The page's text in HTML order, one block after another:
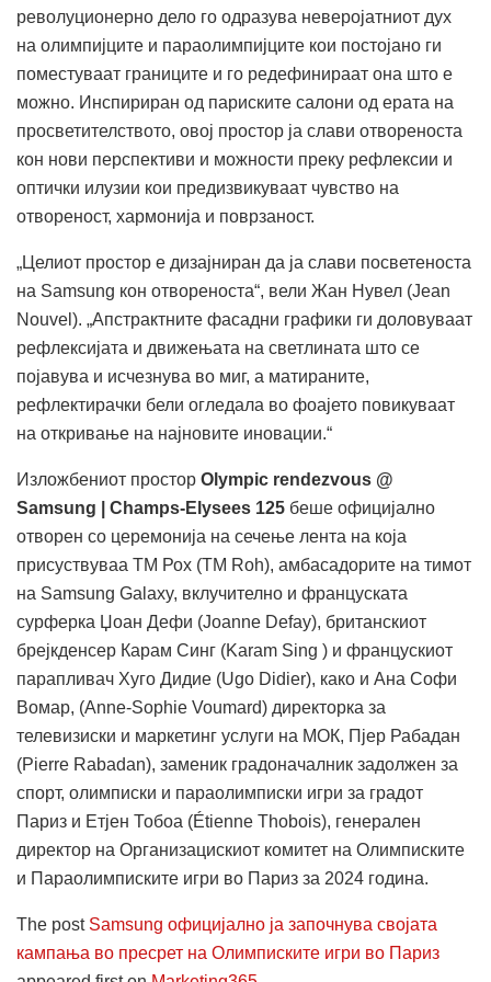
револуционерно дело го одразува неверојатниот дух
на олимпијците и параолимпијците кои постојано ги
поместуваат границите и го редефинираат она што е
можно. Инспириран од париските салони од ерата на
просветителството, овој простор ја слави отвореноста
кон нови перспективи и можности преку рефлексии и
оптички илузии кои предизвикуваат чувство на
отвореност, хармонија и поврзаност.
„Целиот простор е дизајниран да ја слави посветеноста
на Samsung кон отвореноста“, вели Жан Нувел (Jean
Nouvel). „Апстрактните фасадни графики ги доловуваат
рефлексијата и движењата на светлината што се
појавува и исчезнува во миг, а матираните,
рефлектирачки бели огледала во фоајето повикуваат
на откривање на најновите иновации.“
Изложбениот простор Olympic rendezvous @
Samsung | Champs-Elysees 125 беше официјално
отворен со церемонија на сечење лента на која
присуствуваа ТМ Рох (TM Roh), амбасадорите на тимот
на Samsung Galaxy, вклучително и француската
сурферка Џоан Дефи (Joanne Defay), британскиот
брејкденсер Карам Синг (Karam Sing ) и францускиот
парапливач Хуго Дидие (Ugo Didier), како и Ана Софи
Вомар, (Anne-Sophie Voumard) директорка за
телевизиски и маркетинг услуги на МОК, Пјер Рабадан
(Pierre Rabadan), заменик градоначалник задолжен за
спорт, олимписки и параолимписки игри за градот
Париз и Етјен Тобоа (Étienne Thobois), генерален
директор на Организацискиот комитет на Олимписките
и Параолимписките игри во Париз за 2024 година.
The post Samsung официјално ја започнува својата
кампања во пресрет на Олимписките игри во Париз